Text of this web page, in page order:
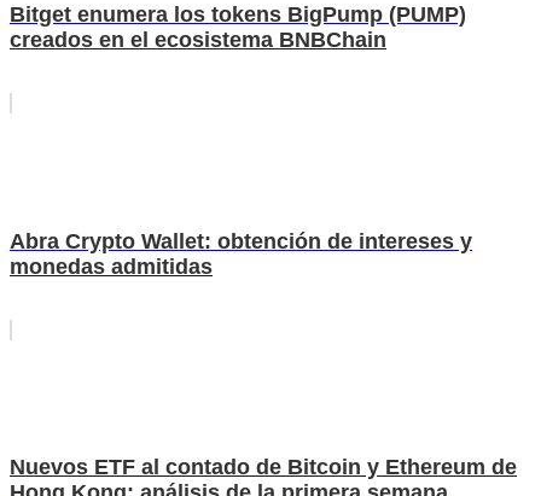
Bitget enumera los tokens BigPump (PUMP)
creados en el ecosistema BNBChain
Abra Crypto Wallet: obtención de intereses y
monedas admitidas
Nuevos ETF al contado de Bitcoin y Ethereum de